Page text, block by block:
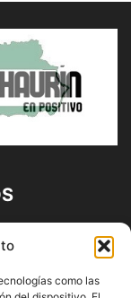
como las
Propiedad de
| Noticias de